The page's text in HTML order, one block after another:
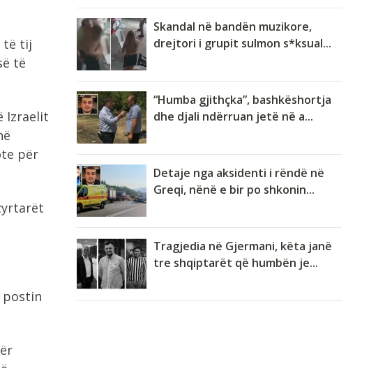
të tij
të
Izraelit
për
postin
Skandal në bandën muzikore,
drejtori i grupit sulmon s*ksual...
“Humba gjithçka”, bashkëshortja
dhe djali ndërruan jetë në a...
Detaje nga aksidenti i rëndë në
Greqi, nënë e bir po shkonin...
Tragjedia në Gjermani, këta janë
tre shqiptarët që humbën je...